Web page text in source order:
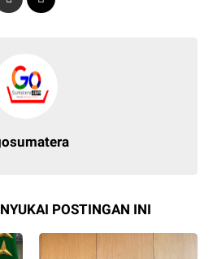
POSTINGAN INI